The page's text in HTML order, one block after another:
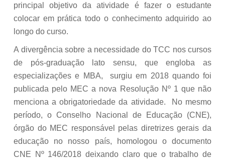
principal objetivo da atividade é fazer o estudante
colocar em prática todo o conhecimento adquirido ao
longo do curso.
A divergência sobre a necessidade do TCC nos cursos
de pós-graduação lato sensu, que engloba as
especializações e MBA, surgiu em 2018 quando foi
publicada pelo MEC a nova Resolução Nº 1 que não
menciona a obrigatoriedade da atividade. No mesmo
período, o Conselho Nacional de Educação (CNE),
órgão do MEC responsável pelas diretrizes gerais da
educação no nosso país, homologou o documento
CNE Nº 146/2018 deixando claro que o trabalho de